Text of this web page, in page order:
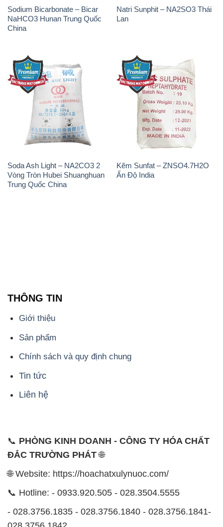
Soda Ash Light – NA2CO3 2
Vòng Tròn Hubei Shuanghuan
Trung Quốc China
Kẽm Sunfat – ZNSO4.7H2O
Ấn Độ India
Chính sách và quy định chung
Tin tức
Liên hệ
📞
PHÒNG KINH DOANH - CÔNG TY HÓA CHẤT
ĐẮC TRƯỜNG PHÁT
- 028.3756.1835 - 028.3756.1840 - 028.3756.1841-
0902.765.866
📧 Email: hoachat@dactruongphat.vn